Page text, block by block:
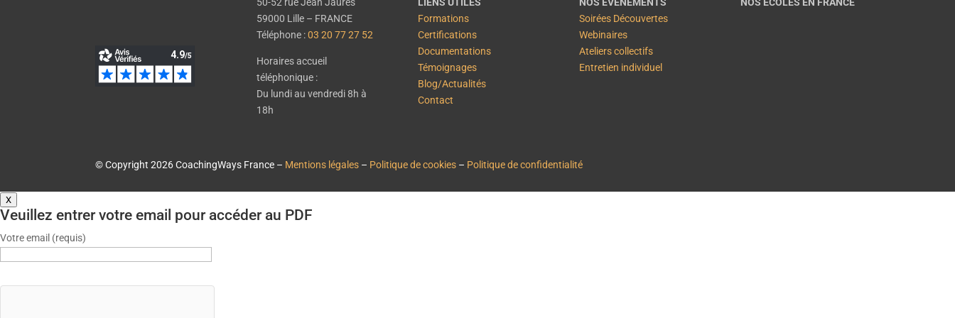
59000 Lille – FRANCE
Téléphone :03 20 77 27 52
Horaires accueil
téléphonique :
Du lundi au vendredi 8h à
18h
Formations
Certifications
Documentations
Témoignages
Blog/Actualités
Contact
Soirées Découvertes
Webinaires
Ateliers collectifs
Entretien individuel
© Copyright 2026 CoachingWays France – Mentions légales – Politique de cookies – Politique de confidentialité
X
Veuillez entrer votre email pour accéder au PDF
Votre email (requis)
city